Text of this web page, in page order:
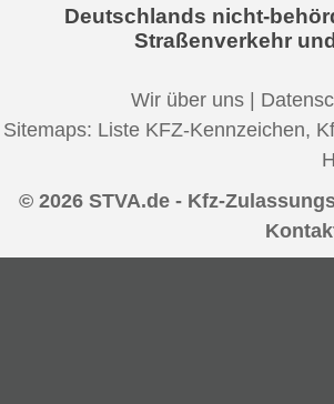
Deutschlands nicht-
Straßenverkehr
Wir über uns
Sitemaps: Liste KFZ-Kennzeichen,
© 2026 STVA.de - Kfz-